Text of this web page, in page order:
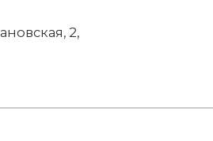
2,